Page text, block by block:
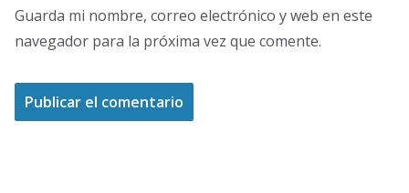
Guarda mi nombre, correo electrónico y web en este
navegador para la próxima vez que comente.